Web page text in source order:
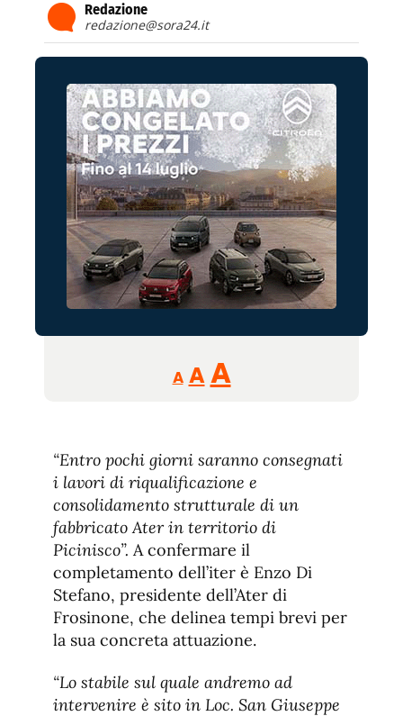
Redazione
redazione@sora24.it
A
Reducir
tamaño
A Restablecer
fuente
AAumentar
de
fuente.
“Entro pochi giorni saranno consegnati
i lavori di riqualificazione e
consolidamento strutturale di un
fabbricato Ater in territorio di
Picinisco”. A confermare il
completamento dell’iter è Enzo Di
Stefano, presidente dell’Ater di
Frosinone, che delinea tempi brevi per
la sua concreta attuazione.
“Lo stabile sul quale andremo ad
intervenire è sito in Loc. San Giuseppe